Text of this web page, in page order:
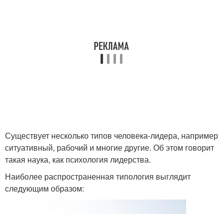
Существует несколько типов человека-лидера, например
ситуативный, рабочий и многие другие. Об этом говорит
такая наука, как психология лидерства.
Наиболее распространенная типология выглядит
следующим образом: